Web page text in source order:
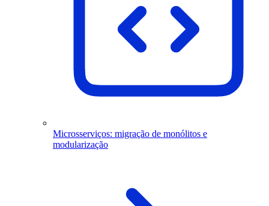
Microsserviços: migração de monólitos e
modularização